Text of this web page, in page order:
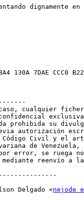
dignamente
130A 7DAE CCC0
cualquier
prohibida su
autorización
Código Civil y el
de Venezuela,
error, se ruega
mediante reenvío a
Delgado <nejode